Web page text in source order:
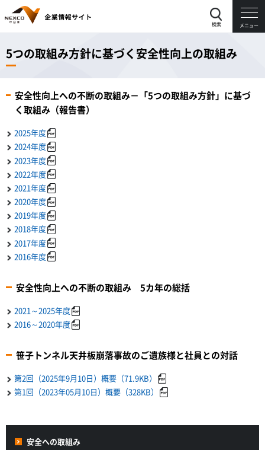
検索 メニュー
5つの取組み方針に基づく安全性向上の取組み
安全性向上への不断の取組み－「5つの取組み方針」に基づ
く取組み（報告書）
2025年度
2024年度
2023年度
2022年度
2021年度
2020年度
2019年度
2018年度
2017年度
2016年度
安全性向上への不断の取組み 5カ年の総括
2021～2025年度
2016～2020年度
笹子トンネル天井板崩落事故のご遺族様と社員との対話
第2回（2025年9月10日）概要（71.9KB）
第1回（2023年05月10日）概要（328KB）
安全への取組み